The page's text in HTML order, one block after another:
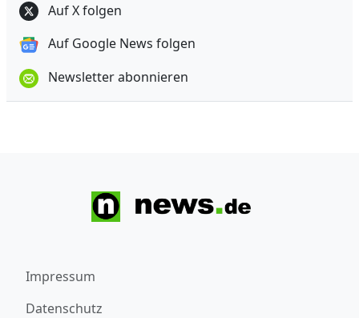
Auf X folgen
Auf Google News folgen
Newsletter abonnieren
Impressum
Datenschutz